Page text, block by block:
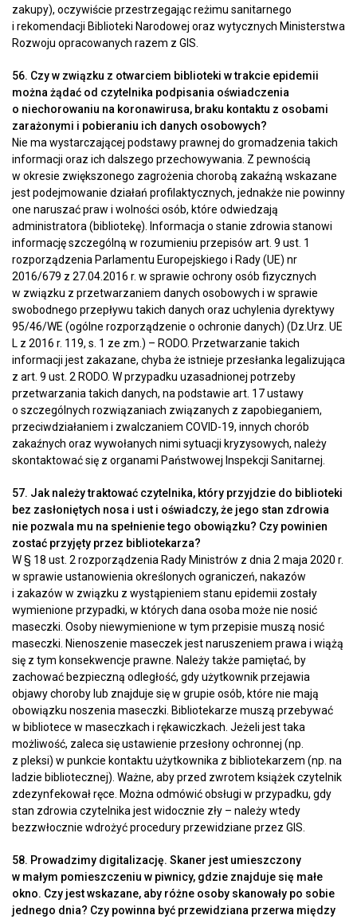
zakupy), oczywiście przestrzegając reżimu sanitarnego
i rekomendacji Biblioteki Narodowej oraz wytycznych Ministerstwa
Rozwoju opracowanych razem z GIS.
56. Czy w związku z otwarciem biblioteki w trakcie epidemii
można żądać od czytelnika podpisania oświadczenia
o niechorowaniu na koronawirusa, braku kontaktu z osobami
zarażonymi i pobieraniu ich danych osobowych?
Nie ma wystarczającej podstawy prawnej do gromadzenia takich
informacji oraz ich dalszego przechowywania. Z pewnością
w okresie zwiększonego zagrożenia chorobą zakaźną wskazane
jest podejmowanie działań profilaktycznych, jednakże nie powinny
one naruszać praw i wolności osób, które odwiedzają
administratora (bibliotekę). Informacja o stanie zdrowia stanowi
informację szczególną w rozumieniu przepisów art. 9 ust. 1
rozporządzenia Parlamentu Europejskiego i Rady (UE) nr
2016/679 z 27.04.2016 r. w sprawie ochrony osób fizycznych
w związku z przetwarzaniem danych osobowych i w sprawie
swobodnego przepływu takich danych oraz uchylenia dyrektywy
95/46/WE (ogólne rozporządzenie o ochronie danych) (Dz.Urz. UE
L z 2016 r. 119, s. 1 ze zm.) – RODO. Przetwarzanie takich
informacji jest zakazane, chyba że istnieje przesłanka legalizująca
z art. 9 ust. 2 RODO. W przypadku uzasadnionej potrzeby
przetwarzania takich danych, na podstawie art. 17 ustawy
o szczególnych rozwiązaniach związanych z zapobieganiem,
przeciwdziałaniem i zwalczaniem COVID-19, innych chorób
zakaźnych oraz wywołanych nimi sytuacji kryzysowych, należy
skontaktować się z organami Państwowej Inspekcji Sanitarnej.
57. Jak należy traktować czytelnika, który przyjdzie do biblioteki
bez zasłoniętych nosa i ust i oświadczy, że jego stan zdrowia
nie pozwala mu na spełnienie tego obowiązku? Czy powinien
zostać przyjęty przez bibliotekarza?
W § 18 ust. 2 rozporządzenia Rady Ministrów z dnia 2 maja 2020 r.
w sprawie ustanowienia określonych ograniczeń, nakazów
i zakazów w związku z wystąpieniem stanu epidemii zostały
wymienione przypadki, w których dana osoba może nie nosić
maseczki. Osoby niewymienione w tym przepisie muszą nosić
maseczki. Nienoszenie maseczek jest naruszeniem prawa i wiążą
się z tym konsekwencje prawne. Należy także pamiętać, by
zachować bezpieczną odległość, gdy użytkownik przejawia
objawy choroby lub znajduje się w grupie osób, które nie mają
obowiązku noszenia maseczki. Bibliotekarze muszą przebywać
w bibliotece w maseczkach i rękawiczkach. Jeżeli jest taka
możliwość, zaleca się ustawienie przesłony ochronnej (np.
z pleksi) w punkcie kontaktu użytkownika z bibliotekarzem (np. na
ladzie bibliotecznej). Ważne, aby przed zwrotem książek czytelnik
zdezynfekował ręce. Można odmówić obsługi w przypadku, gdy
stan zdrowia czytelnika jest widocznie zły – należy wtedy
bezzwłocznie wdrożyć procedury przewidziane przez GIS.
58. Prowadzimy digitalizację. Skaner jest umieszczony
w małym pomieszczeniu w piwnicy, gdzie znajduje się małe
okno. Czy jest wskazane, aby różne osoby skanowały po sobie
jednego dnia? Czy powinna być przewidziana przerwa między